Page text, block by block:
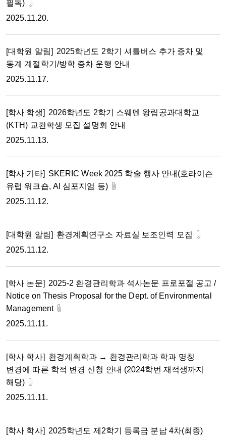
필독)
2025.11.20.
[대학원 알림] 2025학년도 2학기 셔틀버스 추가 증차 및
동계 계절학기/방학 증차 운행 안내
2025.11.17.
[학사 학생] 2026학년도 2학기 스웨덴 왕립공과대학교
(KTH) 교환학생 모집 설명회 안내
2025.11.13.
[학사 기타] SKERIC Week 2025 학술 행사 안내(호라이즌
유럽 워크숍, AI 심포지엄 등)
2025.11.12.
[대학원 알림] 환경계획연구소 자료실 보조인력 모집
2025.11.12.
[학사 논문] 2025-2 환경관리학과 석사논문 프로포절 공고 /
Notice on Thesis Proposal for the Dept. of Environmental
Management
2025.11.11.
[학사 학사] 환경계획학과 → 환경관리학과 학과 명칭
변경에 따른 학적 변경 신청 안내 (2024학번 재적생까지
해당)
2025.11.11.
[학사 학사] 2025학년도 제2학기 등록금 분납 4차(최종)